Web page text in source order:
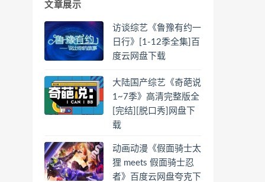
文章展示
访谈综艺《鲁豫有约一
日行》[1-12季全集]百
度云网盘下载
大陆国产综艺《奇葩说
1~7季》高清完整版全
[完结][脱口秀]网盘下
载
动画动漫《假面骑士太
狸 meets 假面骑士忍
者》百度云网盘夸克下